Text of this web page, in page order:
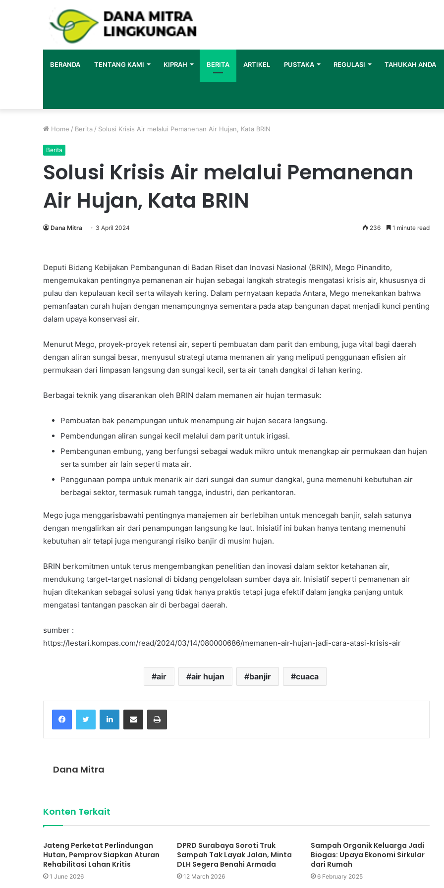
BERANDA TENTANG KAMI KIPRAH BERITA ARTIKEL PUSTAKA REGULASI TAHUKAH ANDA
Home / Berita / Solusi Krisis Air melalui Pemanenan Air Hujan, Kata BRIN
Berita
Solusi Krisis Air melalui Pemanenan
Air Hujan, Kata BRIN
Dana Mitra 3 April 2024 236 1 minute read
Deputi Bidang Kebijakan Pembangunan di Badan Riset dan Inovasi Nasional (BRIN), Mego Pinandito,
mengemukakan pentingnya pemanenan air hujan sebagai langkah strategis mengatasi krisis air, khususnya di
pulau dan kepulauan kecil serta wilayah kering. Dalam pernyataan kepada Antara, Mego menekankan bahwa
pemanfaatan curah hujan dengan menampungnya sementara pada atap bangunan dapat menjadi kunci penting
dalam upaya konservasi air.
Menurut Mego, proyek-proyek retensi air, seperti pembuatan dam parit dan embung, juga vital bagi daerah
dengan aliran sungai besar, menyusul strategi utama memanen air yang meliputi penggunaan efisien air
permukaan dari limpasan langsung dan sungai kecil, serta air tanah dangkal di lahan kering.
Berbagai teknik yang disarankan oleh BRIN dalam memanen air hujan termasuk:
Pembuatan bak penampungan untuk menampung air hujan secara langsung.
Pembendungan aliran sungai kecil melalui dam parit untuk irigasi.
Pembangunan embung, yang berfungsi sebagai waduk mikro untuk menangkap air permukaan dan hujan
serta sumber air lain seperti mata air.
Penggunaan pompa untuk menarik air dari sungai dan sumur dangkal, guna memenuhi kebutuhan air
berbagai sektor, termasuk rumah tangga, industri, dan perkantoran.
Mego juga menggarisbawahi pentingnya manajemen air berlebihan untuk mencegah banjir, salah satunya
dengan mengalirkan air dari penampungan langsung ke laut. Inisiatif ini bukan hanya tentang memenuhi
kebutuhan air tetapi juga mengurangi risiko banjir di musim hujan.
BRIN berkomitmen untuk terus mengembangkan penelitian dan inovasi dalam sektor ketahanan air,
mendukung target-target nasional di bidang pengelolaan sumber daya air. Inisiatif seperti pemanenan air
hujan ditekankan sebagai solusi yang tidak hanya praktis tetapi juga efektif dalam jangka panjang untuk
mengatasi tantangan pasokan air di berbagai daerah.
sumber :
https://lestari.kompas.com/read/2024/03/14/080000686/memanen-air-hujan-jadi-cara-atasi-krisis-air
air air hujan banjir cuaca
FacebookTwitter LinkedInShare via Email Print
Dana Mitra
Konten Terkait
Jateng Perketat Perlindungan
Hutan, Pemprov Siapkan Aturan
Rehabilitasi Lahan Kritis
1 June 2026
DPRD Surabaya Soroti Truk
Sampah Tak Layak Jalan, Minta
DLH Segera Benahi Armada
12 March 2026
Sampah Organik Keluarga Jadi
Biogas: Upaya Ekonomi Sirkular
dari Rumah
6 February 2025
Jaringan
Lingkungan
Hidup
10 June 2002
Jaringan Perpustakaan
Lingkungan Hidup
Penelitian
Kompos
Penelitian Pemasaran Kompos